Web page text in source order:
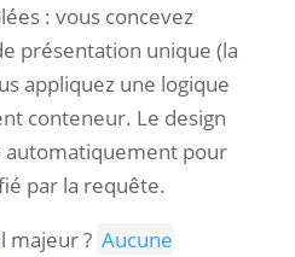
: vous concevez
présentation unique (la
appliquez une logique
conteneur. Le design
automatiquement pour
par la requête.
majeur ? Aucune